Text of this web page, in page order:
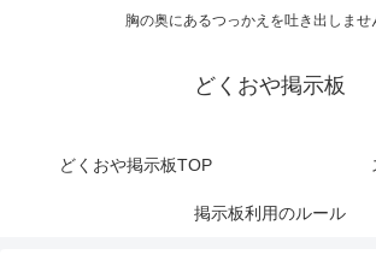
胸の奥にあるつっかえを吐き出しませ
どくおや掲示板
どくおや掲示板TOP
掲示板利用のルール